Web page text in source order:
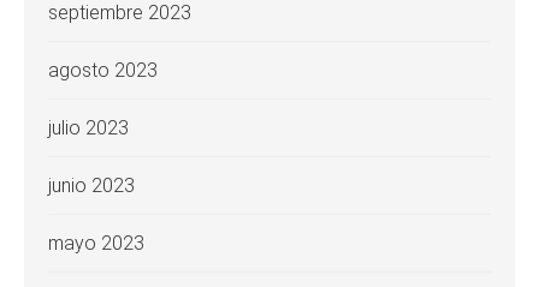
septiembre 2023
agosto 2023
julio 2023
junio 2023
mayo 2023